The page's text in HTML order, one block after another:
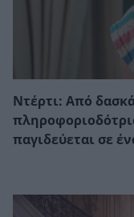
Ντέρτι: Από
παγιδεύεται σε